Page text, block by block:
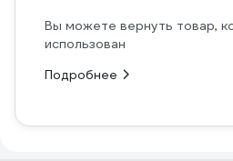
Вы можете вернуть товар,
использован
Подробнее